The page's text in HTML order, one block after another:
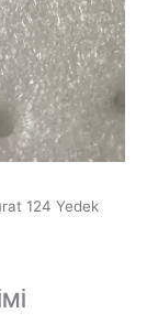
124 Yedek